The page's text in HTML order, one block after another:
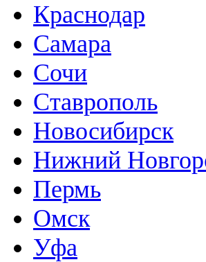
Краснодар
Самара
Сочи
Ставрополь
Новосибирск
Нижний
Пермь
Омск
Уфа